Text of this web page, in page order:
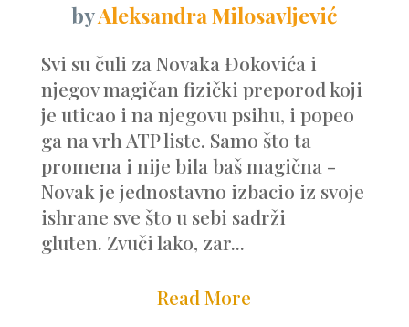
byAleksandra Milosavljević
Svi su čuli za Novaka Đokovića i
njegov magičan fizički preporod koji
je uticao i na njegovu psihu, i popeo
ga na vrh ATP liste. Samo što ta
promena i nije bila baš magična -
Novak je jednostavno izbacio iz svoje
ishrane sve što u sebi sadrži
gluten. Zvuči lako, zar...
Read More